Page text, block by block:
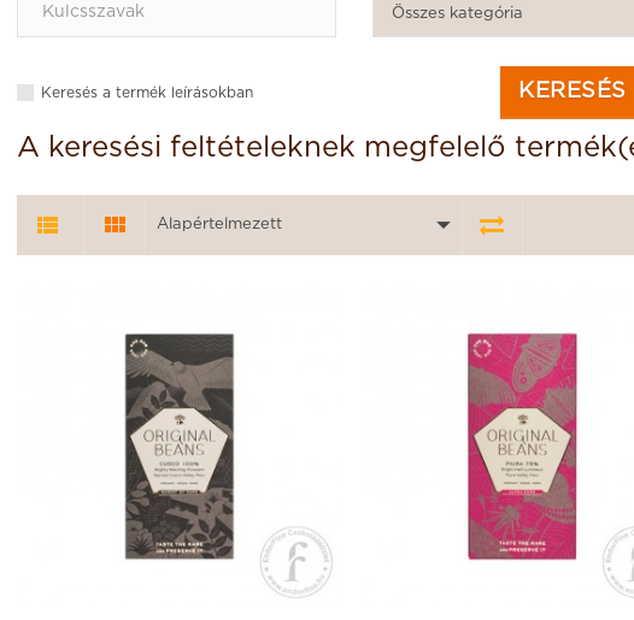
Összes kategória
Keresés a termék leírásokban
A keresési feltételeknek megfelelő
Alapértelmezett